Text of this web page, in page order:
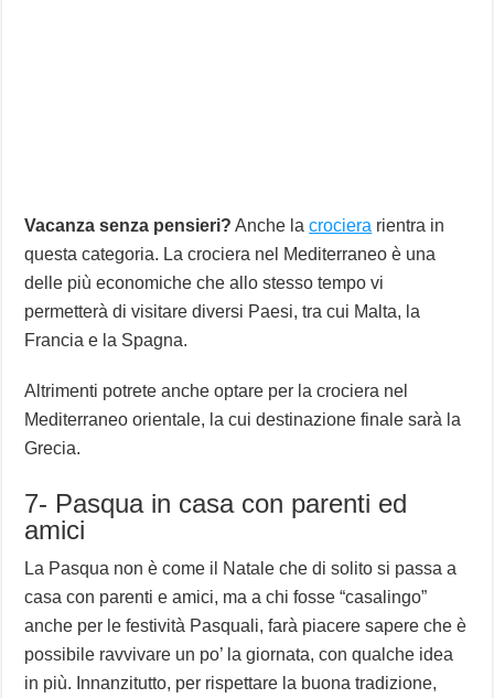
Vacanza senza pensieri? Anche lacrociera rientra in
questa categoria. La crociera nel Mediterraneo è una
delle più economiche che allo stesso tempo vi
permetterà di visitare diversi Paesi, tra cui Malta, la
Francia e la Spagna.
Altrimenti potrete anche optare per la crociera nel
Mediterraneo orientale, la cui destinazione finale sarà la
Grecia.
7- Pasqua in casa con parenti ed
amici
La Pasqua non è come il Natale che di solito si passa a
casa con parenti e amici, ma a chi fosse “casalingo”
anche per le festività Pasquali, farà piacere sapere che è
possibile ravvivare un po’ la giornata, con qualche idea
in più. Innanzitutto, per rispettare la buona tradizione,